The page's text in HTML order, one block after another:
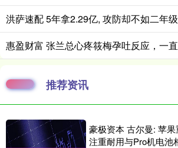
推荐资讯
豪极资本 古尔曼: 苹
注重耐用与Pro机电池